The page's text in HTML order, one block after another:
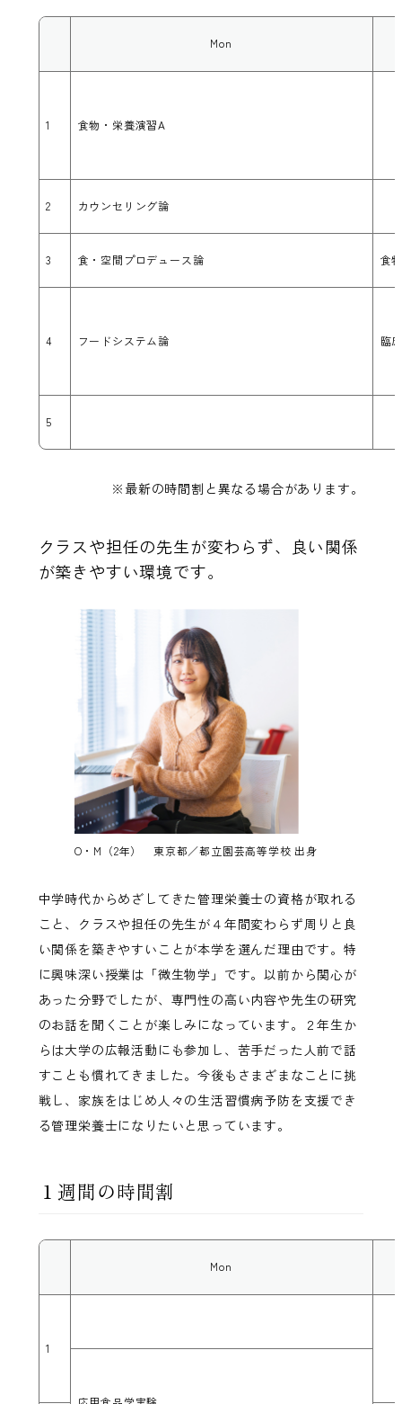
Mon
1 食物・栄養演習A
2 カウンセリング論
3 食・空間プロデュース論 食
4 フードシステム論 臨
5
※最新の時間割と異なる場合があります。
クラスや担任の先生が変わらず、良い関係
が築きやすい環境です。
O・M（2年） 東京都／都立園芸高等学校 出身
中学時代からめざしてきた管理栄養士の資格が取れる
こと、クラスや担任の先生が４年間変わらず周りと良
い関係を築きやすいことが本学を選んだ理由です。特
に興味深い授業は「微生物学」です。以前から関心が
あった分野でしたが、専門性の高い内容や先生の研究
のお話を聞くことが楽しみになっています。２年生か
らは大学の広報活動にも参加し、苦手だった人前で話
すことも慣れてきました。今後もさまざまなことに挑
戦し、家族をはじめ人々の生活習慣病予防を支援でき
る管理栄養士になりたいと思っています。
１週間の時間割
Mon
1